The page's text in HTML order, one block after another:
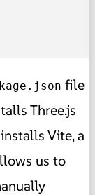
file
Three.js
Vite, a
us to